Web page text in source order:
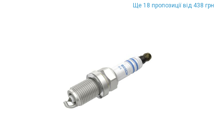
Ще 18 пропозиції від 438 грн